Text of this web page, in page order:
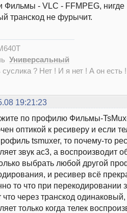
Фильмы - VLC - FFMPEG, нигде
транскод не фурычит.
Универсальный
? Нет ! И я нет ! А он есть
19:21:23
по профилю Фильмы-
оптикой к ресиверу и если
tsmuxer, то почему-то
звук ac3, а воспроизводит
выбрать любой другой
и ресивер всё
то что при перекодировании
что через транскод
только когда телек